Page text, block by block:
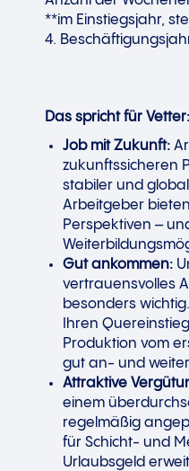
**im Einstiegsjahr,
4.
Das spricht für Vetter:
Job mit Zukunft:
zukunftssicheren
stabiler und
Arbeitgeber
Perspektiven –
Gut ankommen:
vertrauensvolles
besonders
Ihren
Produktion vom
gut an- und
Attraktive
einem
regelmäßig
für Schicht- und
Urlaubsgeld